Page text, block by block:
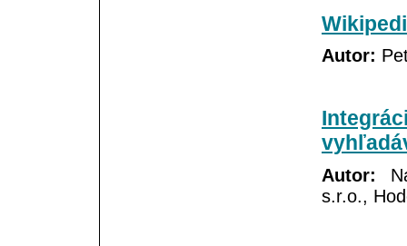
Autor:
Autor:
s.r.o.,